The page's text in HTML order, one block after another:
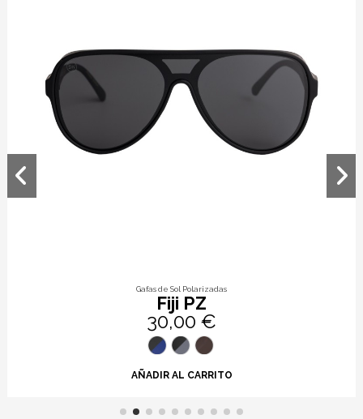
Gafas de Sol Polarizadas
Fiji PZ
30,00 €
AÑADIR AL CARRITO